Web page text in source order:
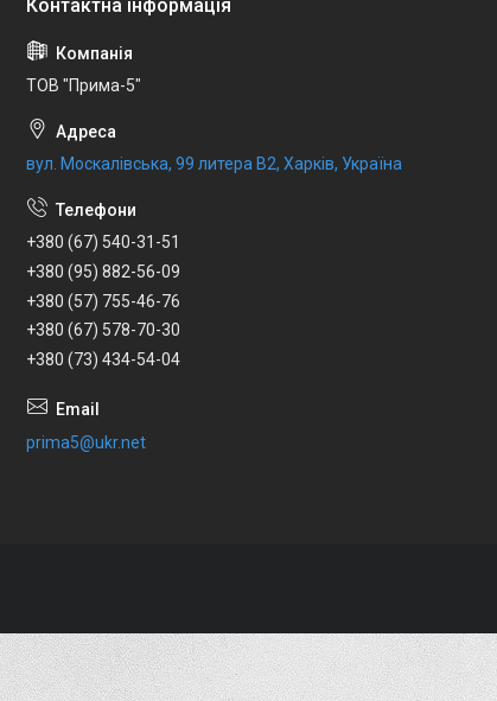
ТОВ "Прима-5"
вул. Москалівська, 99 литера В2, Харків, Україна
+380 (67) 540-31-51
+380 (95) 882-56-09
+380 (57) 755-46-76
+380 (67) 578-70-30
+380 (73) 434-54-04
prima5@ukr.net